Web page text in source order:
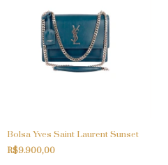
Bolsa Yves Saint Laurent Sunset
R$9.900,00